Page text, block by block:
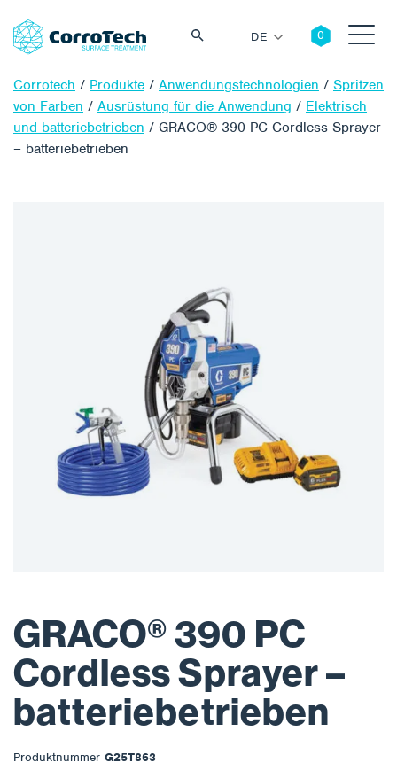
DE
Corrotech / Produkte / Anwendungstechnologien / Spritzen
von Farben / Ausrüstung für die Anwendung / Elektrisch
und batteriebetrieben / GRACO® 390 PC Cordless Sprayer
– batteriebetrieben
GRACO® 390 PC
Cordless Sprayer –
batteriebetrieben
Produktnummer G25T863